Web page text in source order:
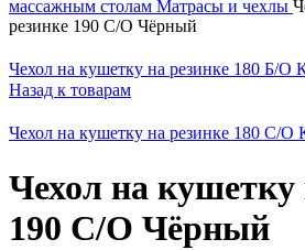
массажным столам Матрасы и чехлы
резинке 190 С/О Чёрный
Чехол на кушетку на резинке 180 Б/О
Назад к товарам
Чехол на кушетку на резинке 180 С/О
Чехол на кушетку
190 С/О Чёрный